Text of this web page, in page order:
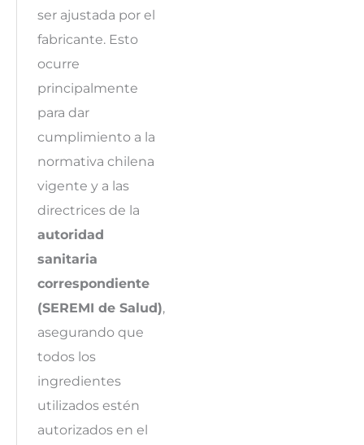
ser ajustada por el
fabricante. Esto
ocurre
principalmente
para dar
cumplimiento a la
normativa chilena
vigente y a las
directrices de la
autoridad
sanitaria
correspondiente
(SEREMI de Salud),
asegurando que
todos los
ingredientes
utilizados estén
autorizados en el